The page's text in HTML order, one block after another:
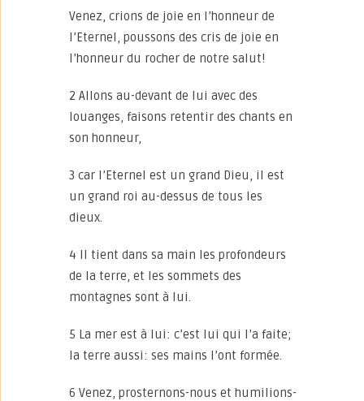
Venez, crions de joie en l’honneur de
l’Eternel, poussons des cris de joie en
l’honneur du rocher de notre salut!
2 Allons au-devant de lui avec des
louanges, faisons retentir des chants en
son honneur,
3 car l’Eternel est un grand Dieu, il est
un grand roi au-dessus de tous les
dieux.
4 Il tient dans sa main les profondeurs
de la terre, et les sommets des
montagnes sont à lui.
5 La mer est à lui: c’est lui qui l’a faite;
la terre aussi: ses mains l’ont formée.
6 Venez, prosternons-nous et humilions-